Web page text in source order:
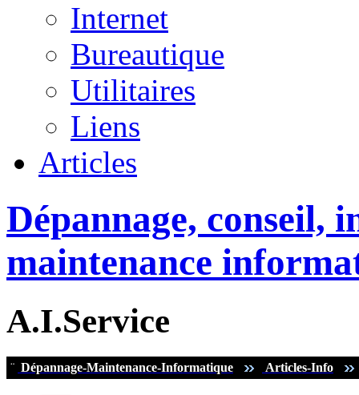
Internet
Bureautique
Utilitaires
Liens
Articles
Dépannage, conseil,
maintenance
A.I.Service
¨ Dépannage-Maintenance-Informatique Articles-Info